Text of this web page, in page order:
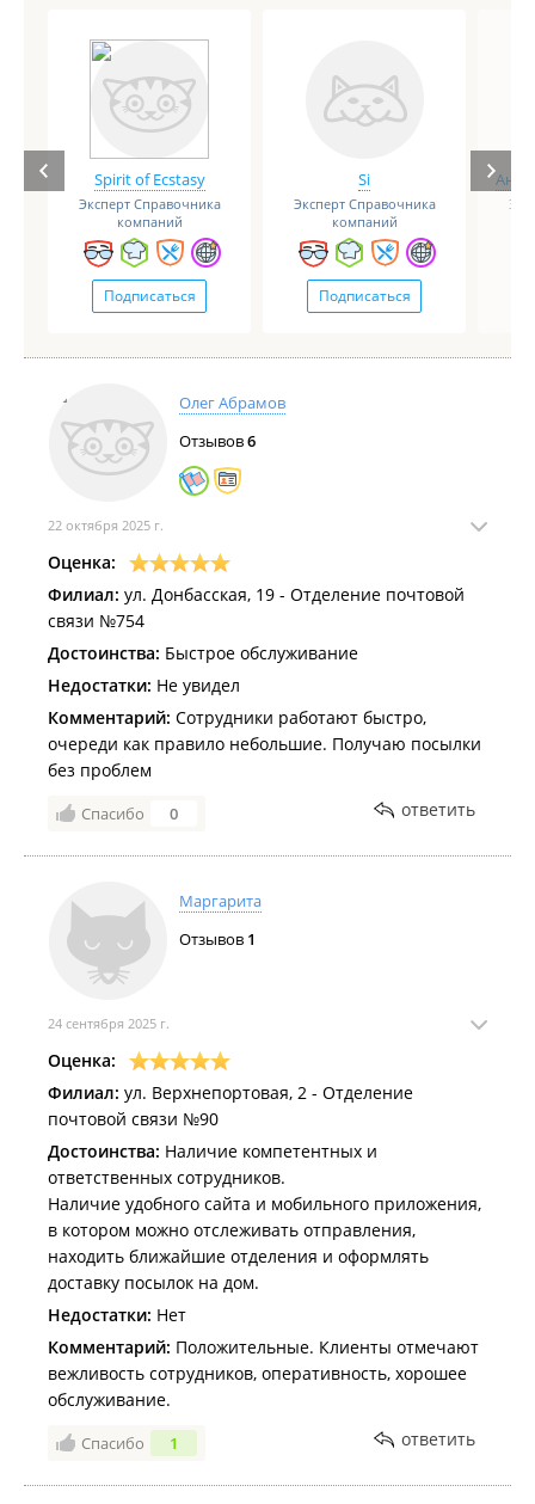
Spirit of Ecstasy
Эксперт Справочника
компаний
Подписаться
Si
Эксперт Справочника
компаний
Подписаться
Олег Абрамов
Отзывов6
22 октября 2025 г.
Оценка:
Филиал: ул. Донбасская, 19 - Отделение почтовой
связи №754
Достоинства: Быстрое обслуживание
Недостатки: Не увидел
Комментарий: Сотрудники работают быстро,
очереди как правило небольшие. Получаю посылки
без проблем
Спасибо 0 ответить
Маргарита
Отзывов 1
24 сентября 2025 г.
Оценка:
Филиал: ул. Верхнепортовая, 2 - Отделение
почтовой связи №90
Достоинства: Наличие компетентных и
ответственных сотрудников.
Наличие удобного сайта и мобильного приложения,
в котором можно отслеживать отправления,
находить ближайшие отделения и оформлять
доставку посылок на дом.
Недостатки: Нет
Комментарий: Положительные. Клиенты отмечают
вежливость сотрудников, оперативность, хорошее
обслуживание.
Спасибо 1 ответить